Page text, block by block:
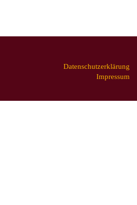
Datenschutzerklärung
Impressum